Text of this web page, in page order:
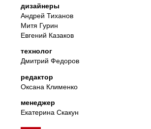
дизайнеры
Андрей Тиханов
Митя Гурин
Евгений Казаков
технолог
Дмитрий Федоров
редактор
Оксана Клименко
менеджер
Екатерина Скакун